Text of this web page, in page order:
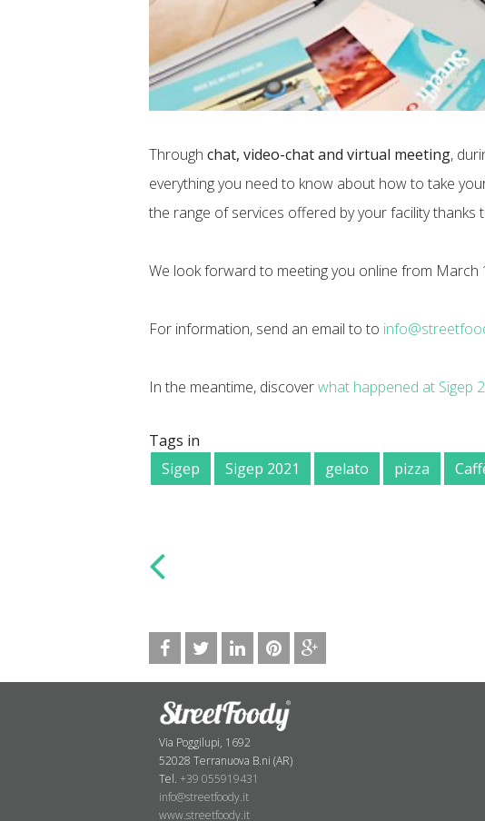
Throughchat, video-chat and virtual meeting,
everything you need to know about how to take
the range of services offered by your facility thanks
We look forward to meeting you online from March
For information, send an email to to
In the meantime, discoverwhat happened at Sigep
Tags in
Sigep
Sigep 2021 gelato pizza
Via Poggilupi, 1692
52028 Terranuova B.ni (AR)
Tel. +39 055919431
info@streetfoody.it
www.streetfoody.it